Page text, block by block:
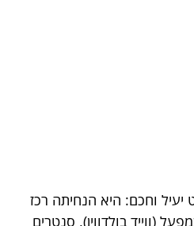
הלכה מכבי על קונספט יעיל וחכם: היא הנחיתה רכז
(ווייד בולדווין), סנטרים